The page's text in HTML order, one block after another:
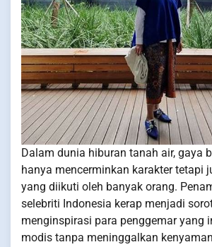
Dalam dunia hiburan tanah air, gaya
hanya mencerminkan karakter tetapi
yang diikuti oleh banyak orang.
selebriti Indonesia kerap menjadi
menginspirasi para penggemar yang
modis tanpa meninggalkan